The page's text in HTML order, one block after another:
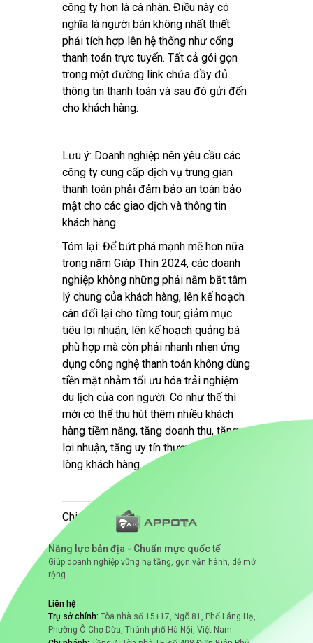
công ty hơn là cá nhân. Điều này có
nghĩa là người bán không nhất thiết
phải tích hợp lên hệ thống như cổng
thanh toán trực tuyến. Tất cả gói gọn
trong một đường link chứa đầy đủ
thông tin thanh toán và sau đó gửi đến
cho khách hàng.
Lưu ý: Doanh nghiệp nên yêu cầu các
công ty cung cấp dịch vụ trung gian
thanh toán phải đảm bảo an toàn bảo
mật cho các giao dịch và thông tin
khách hàng.
Tóm lại: Để bứt phá mạnh mẽ hơn nữa
trong năm Giáp Thìn 2024, các doanh
nghiệp không những phải nắm bắt tâm
lý chung của khách hàng, lên kế hoạch
cân đối lại cho từng tour, giảm mục
tiêu lợi nhuận, lên kế hoạch quảng bá
phù hợp mà còn phải nhanh nhẹn ứng
dụng công nghệ thanh toán không dùng
tiền mặt nhằm tối ưu hóa trải nghiệm
du lịch của con người. Có như thế thì
mới có thể thu hút thêm nhiều khách
hàng tiềm năng, tăng doanh thu, tăng
lợi nhuận, tăng uy tín thương hiệu trong
lòng khách hàng.
Chia sẻ bài viết:
#cổng thanh toán
#du lịch
Năng lực bản địa - Chuẩn mực quốc tế
Giúp doanh nghiệp vững hạ tầng, gọn vận hành, dễ mở
rộng.
Liên hệ
Trụ sở chính: Tòa nhà số 15+17, Ngõ 81, Phố Láng Hạ,
Phường Ô Chợ Dừa, Thành phố Hà Nội, Việt Nam